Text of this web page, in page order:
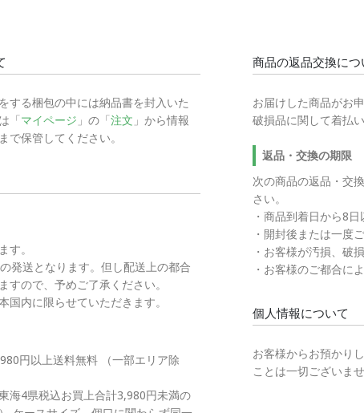
する梱包の中には納品書を封入いた
「マイページ 」の「注文 」から情報
で保管してください。
す。
発送となります。但し配送上の都合
すので、予めご了承ください。
内に限らせていただきます。
円以上送料無料 （一部エリア除
海4県税込お買上合計3,980円未満の
商品の返品交換につ
お届けした商品がお
破損品に関して着払
返品・交換の期限
次の商品の返品・交
さい。
・商品到着日から8
・開封後または一度
・お客様が汚損、破
・お客様のご都合に
個人情報について
お客様からお預かり
ことは一切ございませ